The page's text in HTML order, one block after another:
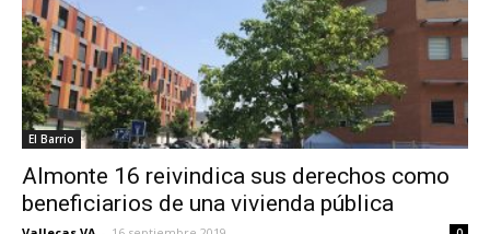
El Barrio
Almonte 16 reivindica sus derechos como
beneficiarios de una vivienda pública